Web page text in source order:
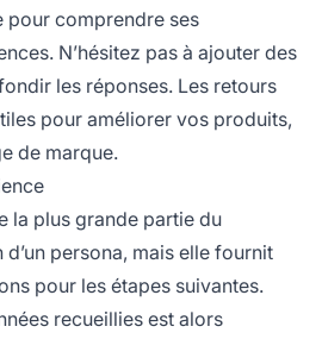
pour comprendre ses
N’hésitez pas à ajouter des
les réponses. Les retours
pour améliorer vos produits,
de marque.
la plus grande partie du
persona, mais elle fournit
pour les étapes suivantes.
recueillies est alors